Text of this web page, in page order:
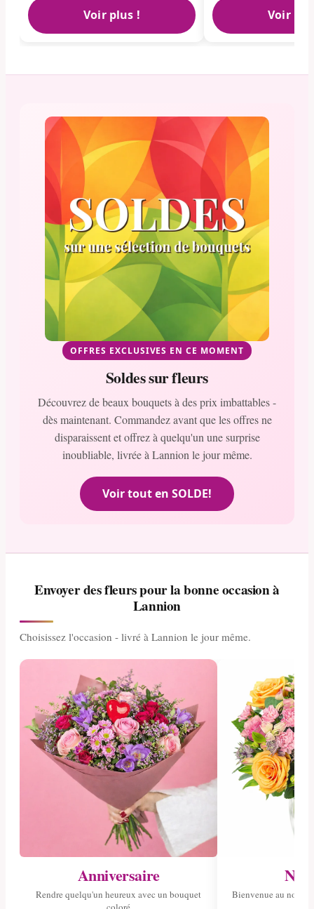
Voir plus ! Voir
OFFRES EXCLUSIVES EN CE MOMENT
Soldes sur fleurs
Découvrez de beaux bouquets à des prix imbattables -
dès maintenant. Commandez avant que les offres ne
disparaissent et offrez à quelqu'un une surprise
inoubliable, livrée à Lannion le jour même.
Voir tout en SOLDE!
Envoyer des fleurs pour la bonne occasion à
Lannion
Choisissez l'occasion - livré à Lannion le jour même.
Anniversaire
Rendre quelqu'un heureux avec un bouquet
Bienvenue au